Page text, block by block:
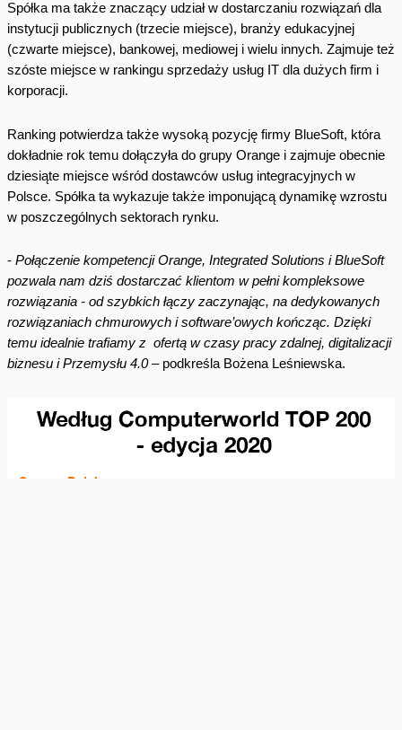
Spółka ma także znaczący udział w dostarczaniu rozwiązań dla
instytucji publicznych (trzecie miejsce), branży edukacyjnej
(czwarte miejsce), bankowej, mediowej i wielu innych. Zajmuje też
szóste miejsce w rankingu sprzedaży usług IT dla dużych firm i
korporacji.
Ranking potwierdza także wysoką pozycję firmy BlueSoft, która
dokładnie rok temu dołączyła do grupy Orange i zajmuje obecnie
dziesiąte miejsce wśród dostawców usług integracyjnych w
Polsce. Spółka ta wykazuje także imponującą dynamikę wzrostu
w poszczególnych sektorach rynku.
- Połączenie kompetencji Orange, Integrated Solutions i BlueSoft
pozwala nam dziś dostarczać klientom w pełni kompleksowe
rozwiązania - od szybkich łączy zaczynając, na dedykowanych
rozwiązaniach chmurowych i software’owych kończąc. Dzięki
temu idealnie trafiamy z ofertą w czasy pracy zdalnej, digitalizacji
biznesu i Przemysłu 4.0– podkreśla Bożena Leśniewska.